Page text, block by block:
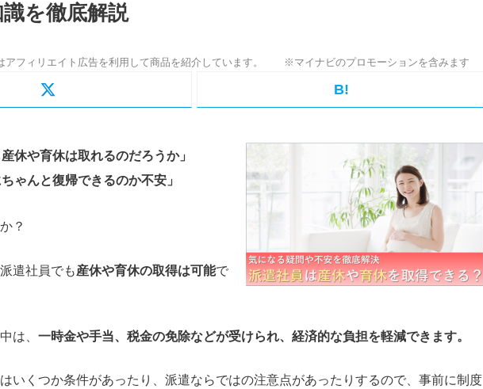
を徹底解説
B!
産休や育休は取れるのだろうか」
ゃんと復帰できるのか不安」
？
遣社員でも産休や育休の取得は可能で
は、 一時金や手当、税金の免除などが受けられ、経済的な負担を軽減できます。
いくつか条件があったり、派遣ならではの注意点があったりするので、事前に制度